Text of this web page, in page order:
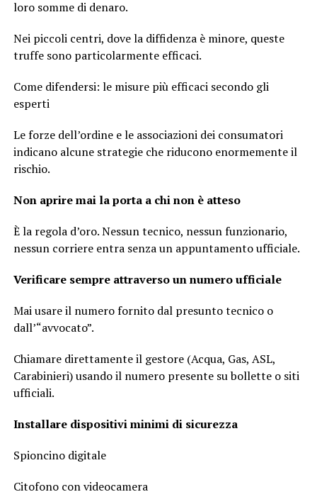
loro somme di denaro.
Nei piccoli centri, dove la diffidenza è minore, queste
truffe sono particolarmente efficaci.
Come difendersi: le misure più efficaci secondo gli
esperti
Le forze dell’ordine e le associazioni dei consumatori
indicano alcune strategie che riducono enormemente il
rischio.
Non aprire mai la porta a chi non è atteso
È la regola d’oro. Nessun tecnico, nessun funzionario,
nessun corriere entra senza un appuntamento ufficiale.
Verificare sempre attraverso un numero ufficiale
Mai usare il numero fornito dal presunto tecnico o
dall’“avvocato”.
Chiamare direttamente il gestore (Acqua, Gas, ASL,
Carabinieri) usando il numero presente su bollette o siti
ufficiali.
Installare dispositivi minimi di sicurezza
Spioncino digitale
Citofono con videocamera